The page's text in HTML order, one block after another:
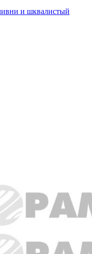
и шквалистый